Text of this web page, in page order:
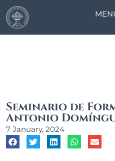
Seminario de
Antonio
7 January, 2024